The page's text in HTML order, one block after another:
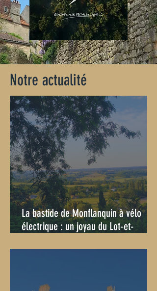
Notre actualité
La bastide de Monflanquin à vélo
électrique : un joyau du Lot-et-